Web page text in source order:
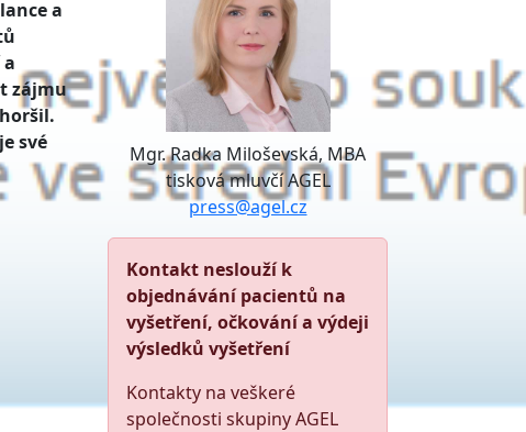
a
zájmu
své
Mgr. Radka Miloševská, MBA
tisková mluvčí AGEL
press@agel.cz
Kontakt neslouží k
objednávání pacientů na
vyšetření, očkování a výdeji
výsledků vyšetření
Kontakty na veškeré
společnosti skupiny AGEL